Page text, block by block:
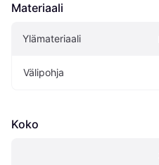
Materiaali
Ylämateriaali
Välipohja
Koko